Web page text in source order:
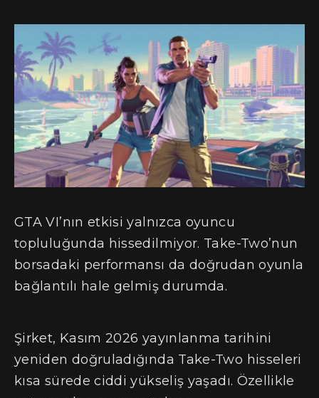
GTA VI’nın etkisi yalnızca oyuncu
topluluğunda hissedilmiyor. Take-Two’nun
borsadaki performansı da doğrudan oyunla
bağlantılı hale gelmiş durumda.
Şirket, Kasım 2026 yayınlanma tarihini
yeniden doğruladığında Take-Two hisseleri
kısa sürede ciddi yükseliş yaşadı. Özellikle